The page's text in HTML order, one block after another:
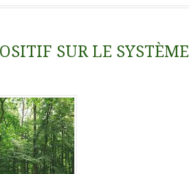
SUR LE SYSTÈME